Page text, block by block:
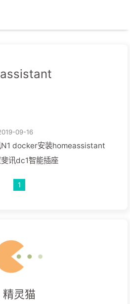
09-16
N1 docker安装homeassistant
讯dc1智能插座
1
精灵猫